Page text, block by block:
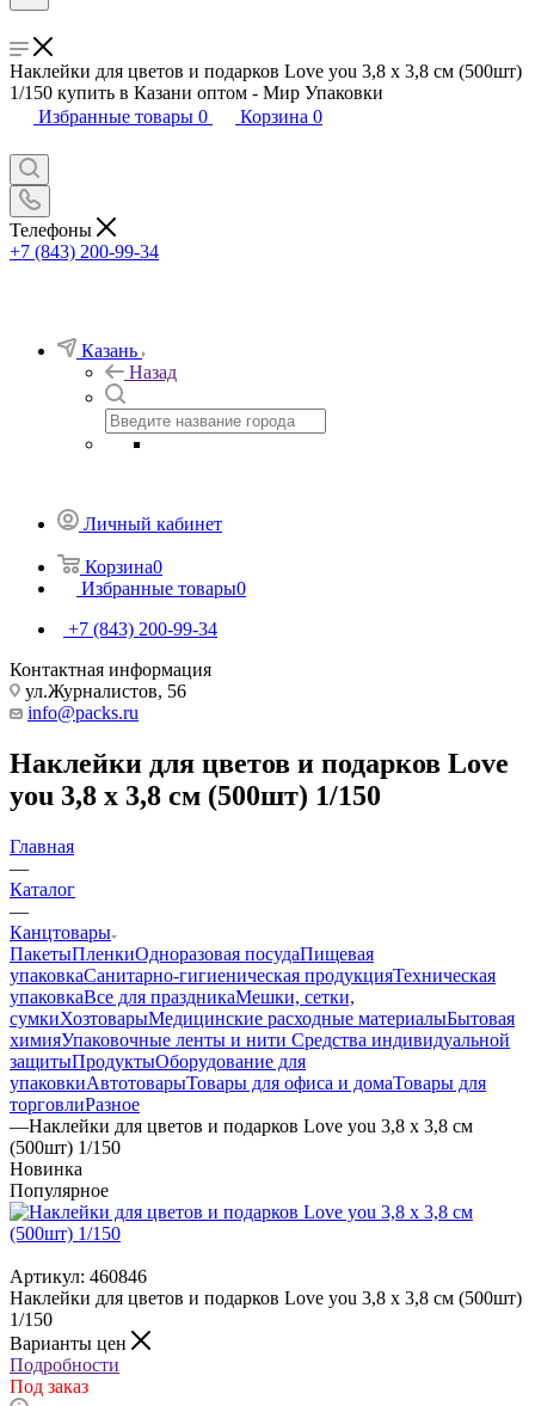
Наклейки для цветов и подарков Love you 3,8 х 3,8 см (500шт)
1/150 купить в Казани оптом - Мир Упаковки
Избранные товары 0 Корзина 0
Телефоны
+7 (843) 200-99-34
Казань
Назад
Личный кабинет
Корзина0
Избранные товары0
+7 (843) 200-99-34
Контактная информация
ул.Журналистов, 56
info@packs.ru
Наклейки для цветов и подарков Love
you 3,8 х 3,8 см (500шт) 1/150
Главная
—
Каталог
—
Канцтовары
ПакетыПленкиОдноразовая посудаПищевая
упаковкаСанитарно-гигиеническая продукцияТехническая
упаковкаВсе для праздникаМешки, сетки,
сумкиХозтоварыМедицинские расходные материалыБытовая
химияУпаковочные ленты и нити Средства индивидуальной
защитыПродуктыОборудование для
упаковкиАвтотоварыТовары для офиса и домаТовары для
торговлиРазное
—Наклейки для цветов и подарков Love you 3,8 х 3,8 см
(500шт) 1/150
Новинка
Популярное
Артикул: 460846
Наклейки для цветов и подарков Love you 3,8 х 3,8 см (500шт)
1/150
Варианты цен
Подробности
Под заказ